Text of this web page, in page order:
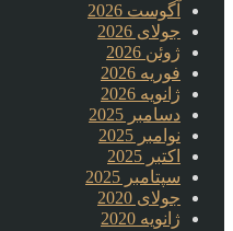
آگوست 2026
جولای 2026
ژوئن 2026
فوریه 2026
ژانویه 2026
دسامبر 2025
نوامبر 2025
اکتبر 2025
سپتامبر 2025
جولای 2020
ژانویه 2020